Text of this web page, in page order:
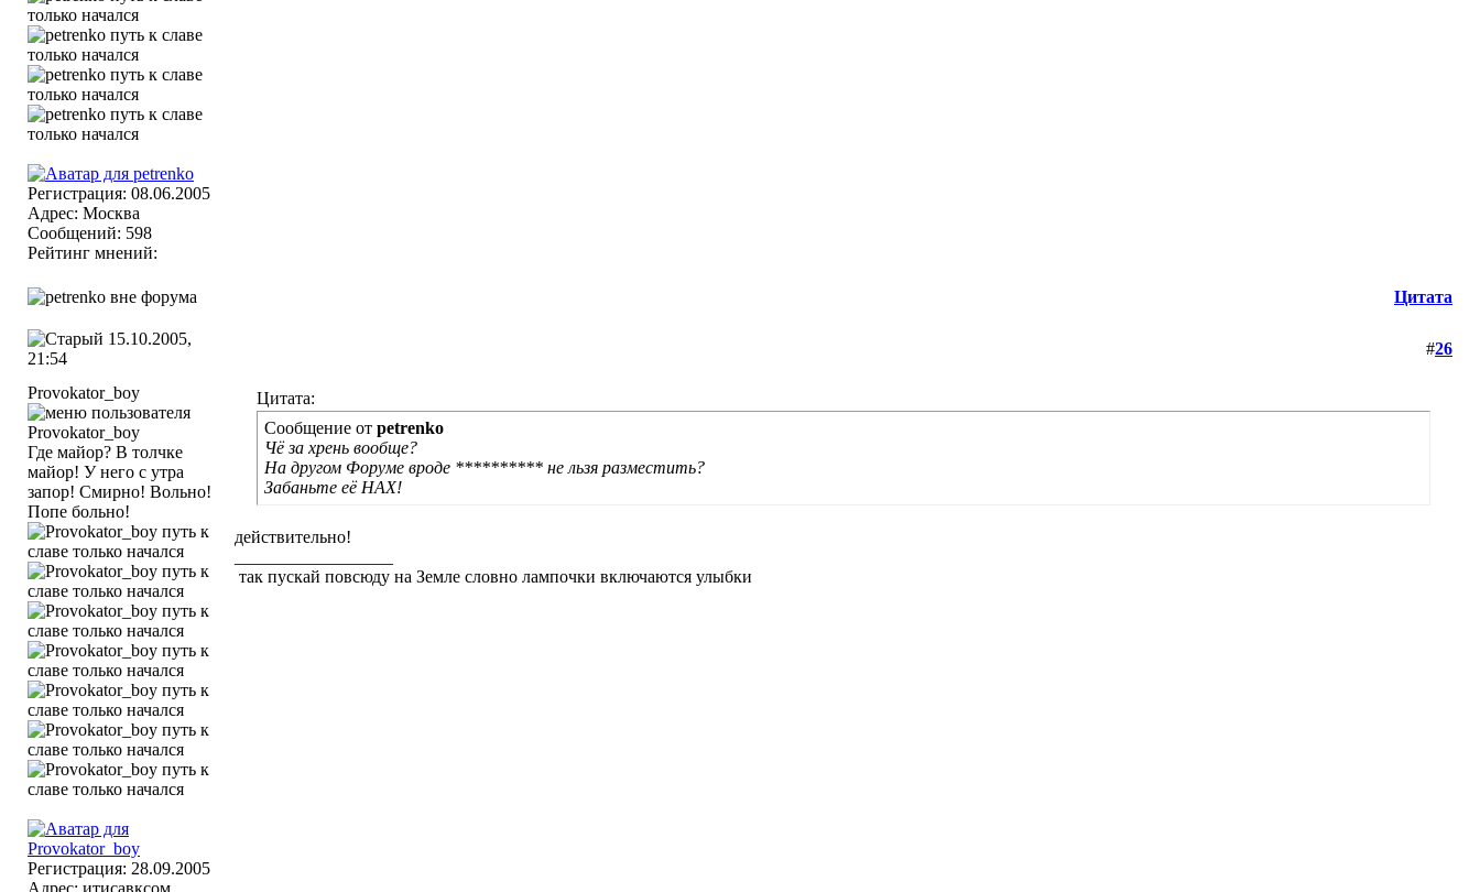
Регистрация: 08.06.2005
Адрес: Москва
Сообщений: 598
Рейтинг мнений:
Цитата
15.10.2005,
21:54
#26
Provokator_boy
Где майор? В толчке
майор! У него с утра
запор! Смирно! Вольно!
Попе больно!
Регистрация: 28.09.2005
Адрес: итисавксом
Цитата:
Сообщение от petrenko
Чё за хрень вообще?
На другом Форуме вроде ********** не льзя разместить?
Забаньте её НАХ!
действительно!
так пускай повсюду на Земле словно лампочки включаются улыбки